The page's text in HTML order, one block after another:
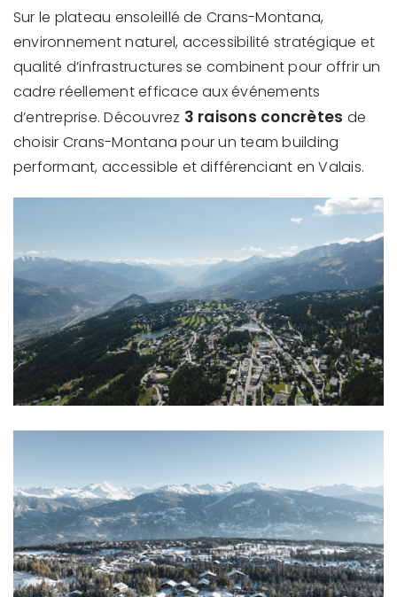
Sur le plateau ensoleillé de Crans-Montana,
environnement naturel, accessibilité stratégique et
qualité d’infrastructures se combinent pour offrir un
cadre réellement efficace aux événements
d’entreprise. Découvrez 3 raisons concrètes de
choisir Crans-Montana pour un team building
performant, accessible et différenciant en Valais.